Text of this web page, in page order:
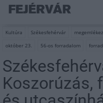
Kultúra Székesfehérvár
október 23.
56-os forradalom
Koszorúzás,